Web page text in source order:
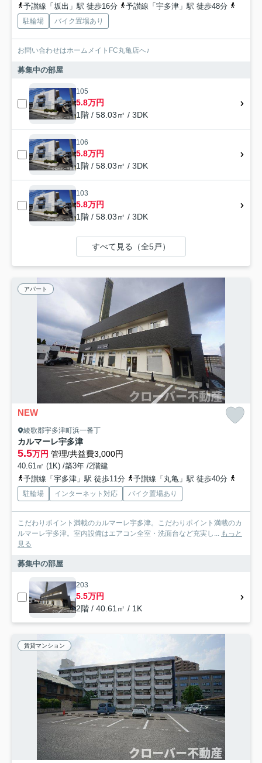
予讃線「坂出」駅 徒歩16分
予讃線「宇多津」駅 徒歩48分
駐輪場 バイク置場あり
お問い合わせはホームメイトFC丸亀店へ♪
募集中の部屋
105
5.8万円
1階 / 58.03㎡ / 3DK
106
5.8万円
1階 / 58.03㎡ / 3DK
103
5.8万円
1階 / 58.03㎡ / 3DK
すべて見る（全5戸）
アパート
NEW
綾歌郡宇多津町浜一番丁
カルマーレ宇多津
5.5万円 管理/共益費3,000円
40.61㎡ (1K) /築3年 /2階建
予讃線「宇多津」駅 徒歩11分
予讃線「丸亀」駅 徒歩40分
駐輪場 インターネット対応 バイク置場あり
こだわりポイント満載のカルマーレ宇多津。こだわりポイント満載のカ
ルマーレ宇多津。室内設備はエアコン全室・洗面台など充実し... もっと
見る
募集中の部屋
203
5.5万円
2階 / 40.61㎡ / 1K
賃貸マンション